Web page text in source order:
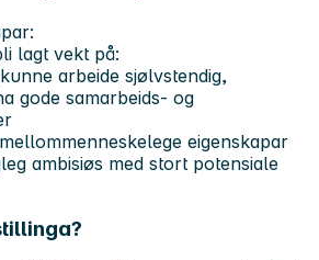
lagt vekt på:
arbeide sjølvstendig,
gode samarbeids- og
eigenskapar
ambisiøs med stort potensiale